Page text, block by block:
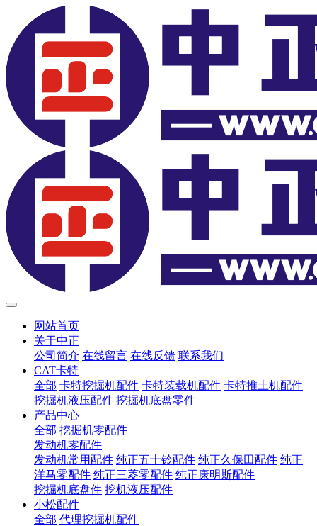
网站首页
关于中正
公司简介 在线留言 在线反馈 联系我们
CAT卡特
全部 卡特挖掘机配件 卡特装载机配件 卡特推土机配件
挖掘机液压配件 挖掘机底盘零件
产品中心
全部 挖掘机零配件
发动机零配件
发动机常用配件 纯正五十铃配件 纯正久保田配件 纯正
洋马零配件 纯正三菱零配件 纯正康明斯配件
挖掘机底盘件 挖机液压配件
小松配件
全部 代理挖掘机配件